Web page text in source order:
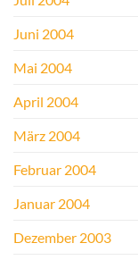
Juni 2004
Mai 2004
April 2004
März 2004
Februar 2004
Januar 2004
Dezember 2003